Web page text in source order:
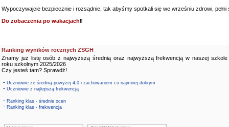
Wypoczywajcie bezpiecznie i rozsądnie, tak abyśmy spotkali się we wrześniu zdrowi, pełni
Do zobaczenia po wakacjach‼️
Ranking wyników rocznych ZSGH
Znamy już listę osób z najwyższą średnią oraz najwyższą frekwencją w naszej szkole
roku szkolnym 2025/2026
Czy jesteś tam? Sprawdź!
- Uczniowie ze średnią powyżej 4,0 i zachowaniem co najmniej dobrym
- Uczniowie z najlepszą frekwencją
- Ranking klas - średnie ocen
- Ranking klas - frekwencja